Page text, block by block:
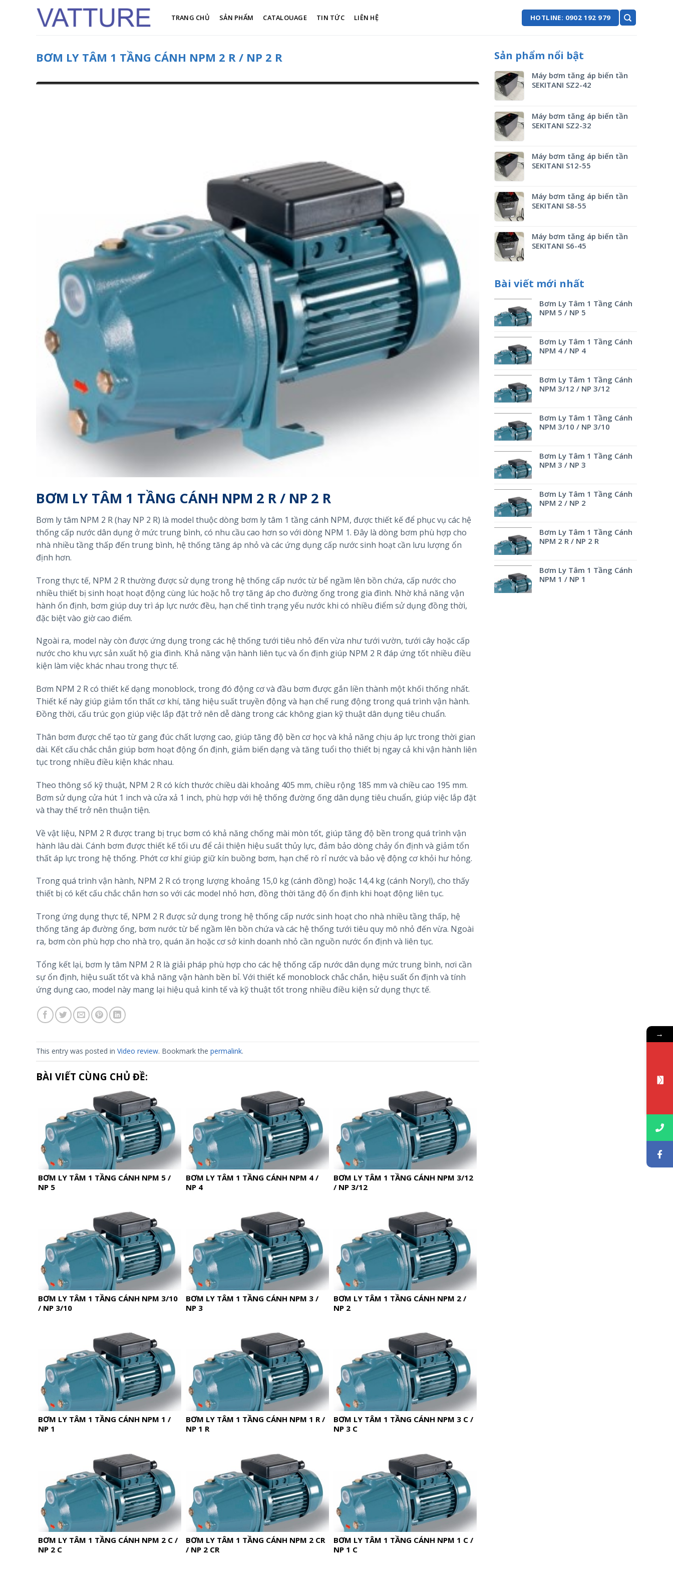
TRANG CHỦ SẢN PHẨM CATALOUAGE TIN TỨC LIÊN HỆ HOTLINE: 0902 192 979
BƠM LY TÂM 1 TẦNG CÁNH NPM 2 R / NP 2 R
BƠM LY TÂM 1 TẦNG CÁNH NPM 2 R / NP 2 R
Bơm ly tâm NPM 2 R (hay NP 2 R) là model thuộc dòng bơm ly tâm 1 tầng cánh NPM, được thiết kế để phục vụ các hệ
thống cấp nước dân dụng ở mức trung bình, có nhu cầu cao hơn so với dòng NPM 1. Đây là dòng bơm phù hợp cho
nhà nhiều tầng thấp đến trung bình, hệ thống tăng áp nhỏ và các ứng dụng cấp nước sinh hoạt cần lưu lượng ổn
định hơn.
Trong thực tế, NPM 2 R thường được sử dụng trong hệ thống cấp nước từ bể ngầm lên bồn chứa, cấp nước cho
nhiều thiết bị sinh hoạt hoạt động cùng lúc hoặc hỗ trợ tăng áp cho đường ống trong gia đình. Nhờ khả năng vận
hành ổn định, bơm giúp duy trì áp lực nước đều, hạn chế tình trạng yếu nước khi có nhiều điểm sử dụng đồng thời,
đặc biệt vào giờ cao điểm.
Ngoài ra, model này còn được ứng dụng trong các hệ thống tưới tiêu nhỏ đến vừa như tưới vườn, tưới cây hoặc cấp
nước cho khu vực sản xuất hộ gia đình. Khả năng vận hành liên tục và ổn định giúp NPM 2 R đáp ứng tốt nhiều điều
kiện làm việc khác nhau trong thực tế.
Bơm NPM 2 R có thiết kế dạng monoblock, trong đó động cơ và đầu bơm được gắn liền thành một khối thống nhất.
Thiết kế này giúp giảm tổn thất cơ khí, tăng hiệu suất truyền động và hạn chế rung động trong quá trình vận hành.
Đồng thời, cấu trúc gọn giúp việc lắp đặt trở nên dễ dàng trong các không gian kỹ thuật dân dụng tiêu chuẩn.
Thân bơm được chế tạo từ gang đúc chất lượng cao, giúp tăng độ bền cơ học và khả năng chịu áp lực trong thời gian
dài. Kết cấu chắc chắn giúp bơm hoạt động ổn định, giảm biến dạng và tăng tuổi thọ thiết bị ngay cả khi vận hành liên
tục trong nhiều điều kiện khác nhau.
Theo thông số kỹ thuật, NPM 2 R có kích thước chiều dài khoảng 405 mm, chiều rộng 185 mm và chiều cao 195 mm.
Bơm sử dụng cửa hút 1 inch và cửa xả 1 inch, phù hợp với hệ thống đường ống dân dụng tiêu chuẩn, giúp việc lắp đặt
và thay thế trở nên thuận tiện.
Về vật liệu, NPM 2 R được trang bị trục bơm có khả năng chống mài mòn tốt, giúp tăng độ bền trong quá trình vận
hành lâu dài. Cánh bơm được thiết kế tối ưu để cải thiện hiệu suất thủy lực, đảm bảo dòng chảy ổn định và giảm tổn
thất áp lực trong hệ thống. Phớt cơ khí giúp giữ kín buồng bơm, hạn chế rò rỉ nước và bảo vệ động cơ khỏi hư hỏng.
Trong quá trình vận hành, NPM 2 R có trọng lượng khoảng 15,0 kg (cánh đồng) hoặc 14,4 kg (cánh Noryl), cho thấy
thiết bị có kết cấu chắc chắn hơn so với các model nhỏ hơn, đồng thời tăng độ ổn định khi hoạt động liên tục.
Trong ứng dụng thực tế, NPM 2 R được sử dụng trong hệ thống cấp nước sinh hoạt cho nhà nhiều tầng thấp, hệ
thống tăng áp đường ống, bơm nước từ bể ngầm lên bồn chứa và các hệ thống tưới tiêu quy mô nhỏ đến vừa. Ngoài
ra, bơm còn phù hợp cho nhà trọ, quán ăn hoặc cơ sở kinh doanh nhỏ cần nguồn nước ổn định và liên tục.
Tổng kết lại, bơm ly tâm NPM 2 R là giải pháp phù hợp cho các hệ thống cấp nước dân dụng mức trung bình, nơi cần
sự ổn định, hiệu suất tốt và khả năng vận hành bền bỉ. Với thiết kế monoblock chắc chắn, hiệu suất ổn định và tính
ứng dụng cao, model này mang lại hiệu quả kinh tế và kỹ thuật tốt trong nhiều điều kiện sử dụng thực tế.
This entry was posted in Video review. Bookmark the permalink.
BÀI VIẾT CÙNG CHỦ ĐỀ:
BƠM LY TÂM 1 TẦNG CÁNH NPM 5 /
NP 5
BƠM LY TÂM 1 TẦNG CÁNH NPM 4 /
NP 4
BƠM LY TÂM 1 TẦNG CÁNH NPM 3/12
/ NP 3/12
BƠM LY TÂM 1 TẦNG CÁNH NPM 3/10
/ NP 3/10
BƠM LY TÂM 1 TẦNG CÁNH NPM 3 /
NP 3
BƠM LY TÂM 1 TẦNG CÁNH NPM 2 /
NP 2
BƠM LY TÂM 1 TẦNG CÁNH NPM 1 /
NP 1
BƠM LY TÂM 1 TẦNG CÁNH NPM 1 R /
NP 1 R
BƠM LY TÂM 1 TẦNG CÁNH NPM 3 C /
NP 3 C
BƠM LY TÂM 1 TẦNG CÁNH NPM 2 C /
NP 2 C
BƠM LY TÂM 1 TẦNG CÁNH NPM 2 CR
/ NP 2 CR
BƠM LY TÂM 1 TẦNG CÁNH NPM 1 C /
NP 1 C
Sản phẩm nổi bật
Máy bơm tăng áp biến tần
SEKITANI SZ2-42
Máy bơm tăng áp biến tần
SEKITANI SZ2-32
Máy bơm tăng áp biến tần
SEKITANI S12-55
Máy bơm tăng áp biến tần
SEKITANI S8-55
Máy bơm tăng áp biến tần
SEKITANI S6-45
Bài viết mới nhất
Bơm Ly Tâm 1 Tầng Cánh
NPM 5 / NP 5
Bơm Ly Tâm 1 Tầng Cánh
NPM 4 / NP 4
Bơm Ly Tâm 1 Tầng Cánh
NPM 3/12 / NP 3/12
Bơm Ly Tâm 1 Tầng Cánh
NPM 3/10 / NP 3/10
Bơm Ly Tâm 1 Tầng Cánh
NPM 3 / NP 3
Bơm Ly Tâm 1 Tầng Cánh
NPM 2 / NP 2
Bơm Ly Tâm 1 Tầng Cánh
NPM 2 R / NP 2 R
Bơm Ly Tâm 1 Tầng Cánh
NPM 1 / NP 1
→